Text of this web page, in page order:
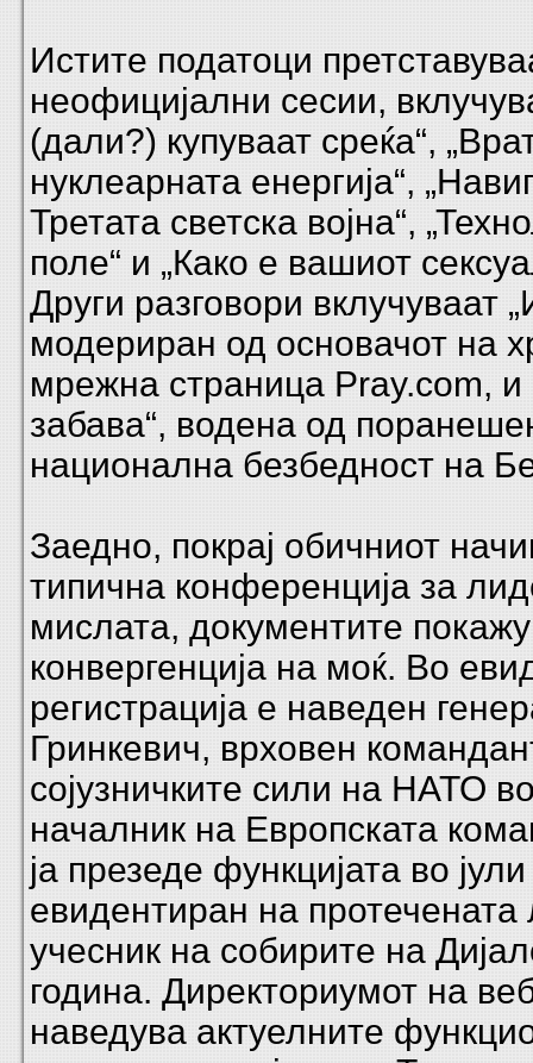
Истите податоци
неофицијални сесии,
(дали?) купуваат среќа“,
нуклеарната енергија“,
Третата светска војна“,
поле“ и „Како е вашиот
Други разговори вклучуваат
модериран од основачот на
мрежна страница Pray.com, и
забава“, водена од
национална безбедност на
Заедно, покрај обичниот
типична конференција за
мислата, документите
конвергенција на моќ. Во
регистрација е наведен
Гринкевич, врховен
сојузничките сили на НАТО
началник на Европската
ја презеде функцијата во
евидентиран на протечената
учесник на собирите на
година. Директориумот на
наведува актуелните